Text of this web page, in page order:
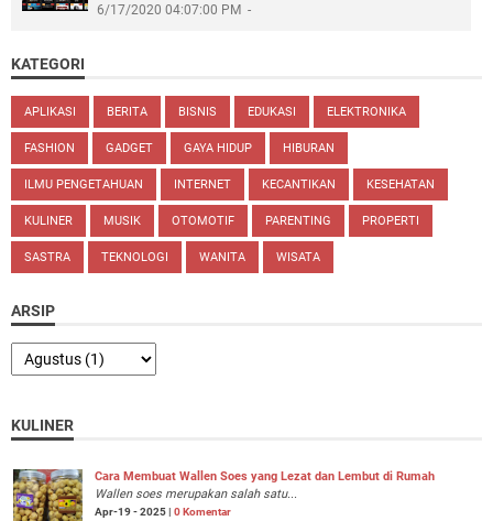
6/17/2020 04:07:00 PM
KATEGORI
APLIKASI BERITA BISNIS EDUKASI ELEKTRONIKA
FASHION GADGET GAYA HIDUP HIBURAN
ILMU PENGETAHUAN INTERNET KECANTIKAN KESEHATAN
KULINER MUSIK OTOMOTIF PARENTING PROPERTI
SASTRA TEKNOLOGI WANITA WISATA
ARSIP
KULINER
Cara Membuat Wallen Soes yang Lezat dan Lembut di Rumah
Wallen soes merupakan salah satu...
Apr-19 - 2025 | 0 Komentar